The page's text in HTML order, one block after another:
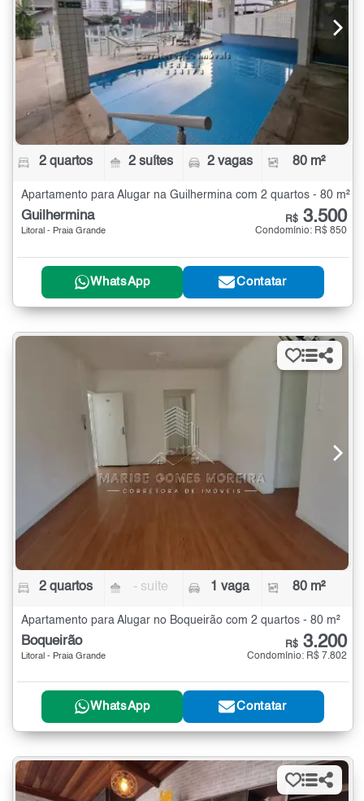
2 quartos 2 suítes 2 vagas 80 m²
Apartamento para Alugar na Guilhermina com 2 quartos - 80 m²
Guilhermina
Litoral - Praia Grande
R$ 3.500
Condomínio: R$ 850
WhatsApp Contatar
2 quartos - suíte 1 vaga 80 m²
Apartamento para Alugar no Boqueirão com 2 quartos - 80 m²
Boqueirão
Litoral - Praia Grande
R$ 3.200
Condomínio: R$ 7.802
WhatsApp Contatar